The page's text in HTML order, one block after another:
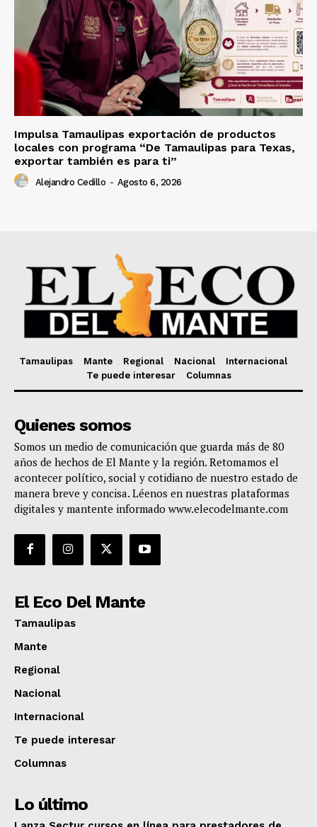
Impulsa Tamaulipas exportación de productos
locales con programa “De Tamaulipas para Texas,
exportar también es para ti”
Alejandro Cedillo - Agosto 6, 2026
Tamaulipas Mante Regional Nacional
Internacional
Te puede interesar
Columnas
Quienes somos
Somos un medio de comunicación que guarda más de 80
años de hechos de El Mante y la región. Retomamos el
acontecer político, social y cotidiano de nuestro estado de
manera breve y concisa. Léenos en nuestras plataformas
digitales y mantente informado www.elecodelmante.com
El Eco Del Mante
Tamaulipas
Mante
Regional
Nacional
Internacional
Te puede interesar
Columnas
Lo último